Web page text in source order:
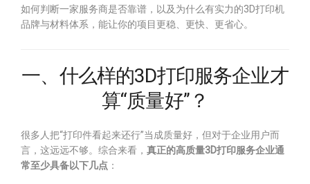
如何判断一家服务商是否靠谱，以及为什么有实力的3D打印机
品牌与材料体系，能让你的项目更稳、更快、更省心。
一、什么样的3D打印服务企业才
算“质量好”？
很多人把“打印件看起来还行”当成质量好，但对于企业用户而
言，这远远不够。综合来看， 真正的高质量3D打印服务企业通
常至少具备以下几点 ：